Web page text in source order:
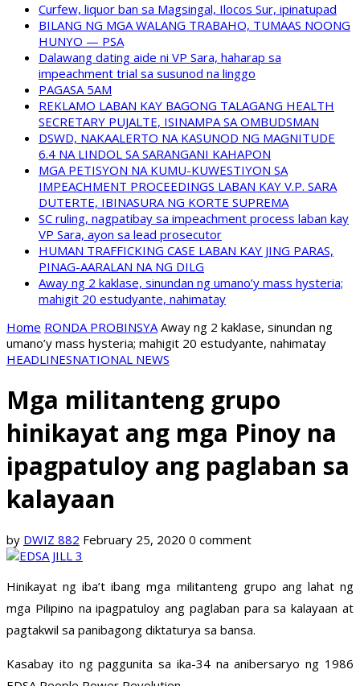
Curfew, liquor ban sa Magsingal, Ilocos Sur, ipinatupad
BILANG NG MGA WALANG TRABAHO, TUMAAS NOONG
HUNYO — PSA
Dalawang dating aide ni VP Sara, haharap sa
impeachment trial sa susunod na linggo
PAGASA 5AM
REKLAMO LABAN KAY BAGONG TALAGANG HEALTH
SECRETARY PUJALTE, ISINAMPA SA OMBUDSMAN
DSWD, NAKAALERTO NA KASUNOD NG MAGNITUDE
6.4 NA LINDOL SA SARANGANI KAHAPON
MGA PETISYON NA KUMU-KUWESTIYON SA
IMPEACHMENT PROCEEDINGS LABAN KAY V.P. SARA
DUTERTE, IBINASURA NG KORTE SUPREMA
SC ruling, nagpatibay sa impeachment process laban kay
VP Sara, ayon sa lead prosecutor
HUMAN TRAFFICKING CASE LABAN KAY JING PARAS,
PINAG-AARALAN NA NG DILG
Away ng 2 kaklase, sinundan ng umano’y mass hysteria;
mahigit 20 estudyante, nahimatay
Home RONDA PROBINSYA Away ng 2 kaklase, sinundan ng
umano’y mass hysteria; mahigit 20 estudyante, nahimatay
HEADLINESNATIONAL NEWS
Mga militanteng grupo
hinikayat ang mga Pinoy na
ipagpatuloy ang paglaban sa
kalayaan
by DWIZ 882 February 25, 2020 0 comment
Hinikayat ng iba’t ibang mga militanteng grupo ang lahat ng
mga Pilipino na ipagpatuloy ang paglaban para sa kalayaan at
pagtakwil sa panibagong diktaturya sa bansa.
Kasabay ito ng paggunita sa ika-34 na anibersaryo ng 1986